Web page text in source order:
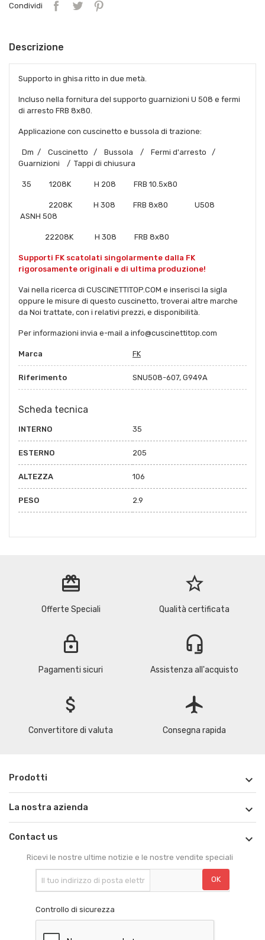
Condividi
Descrizione
Supporto in ghisa ritto in due metà.
Incluso nella fornitura del supporto guarnizioni U 508 e fermi
di arresto FRB 8x80.
Applicazione con cuscinetto e bussola di trazione:
Dm / Cuscinetto / Bussola / Fermi d'arresto /
Guarnizioni / Tappi di chiusura
35 1208K H 208 FRB 10.5x80
2208K H 308 FRB 8x80 U508
ASNH 508
22208K H 308 FRB 8x80
Supporti FK scatolati singolarmente dalla FK
rigorosamente originali e di ultima produzione!
Vai nella ricerca di CUSCINETTITOP.COM e inserisci la sigla
oppure le misure di questo cuscinetto, troverai altre marche
da Noi trattate, con i relativi prezzi, e disponibilità.
Per informazioni invia e-mail a info@cuscinettitop.com
Marca FK
Riferimento SNU508-607, G949A
Scheda tecnica
INTERNO 35
ESTERNO 205
ALTEZZA 106
PESO 2.9
redeem
Offerte Speciali
star_border
Qualità certificata
lock
Pagamenti sicuri
headset_mic
Assistenza all'acquisto
attach_money
Convertitore di valuta
flight
Consegna rapida
Prodotti 
La nostra azienda 
Contact us 
Ricevi le nostre ultime notizie e le nostre vendite speciali
Controllo di sicurezza